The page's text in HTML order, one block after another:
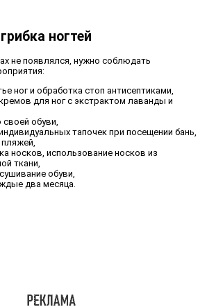
ногтей
не появлялся, нужно соблюдать
ног и обработка стоп антисептиками,
для ног с экстрактом лаванды и
обуви,
тапочек при посещении бань,
пляжей,
носков, использование носков из
ткани,
обуви,
два месяца.